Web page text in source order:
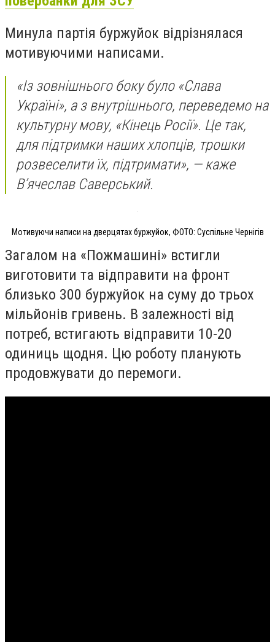
Минула партія буржуйок відрізнялася
мотивуючими написами.
«Із зовнішнього боку було «Слава
Україні», а з внутрішнього, переведемо на
культурну мову, «Кінець Росії». Це так,
для підтримки наших хлопців, трошки
розвеселити їх, підтримати», — каже
В’ячеслав Саверський.
Мотивуючи написи на дверцятах буржуйок, ФОТО: Суспільне Чернігів
Загалом на «Пожмашині» встигли
виготовити та відправити на фронт
близько 300 буржуйок на суму до трьох
мільйонів гривень. В залежності від
потреб, встигають відправити 10-20
одиниць щодня. Цю роботу планують
продовжувати до перемоги.